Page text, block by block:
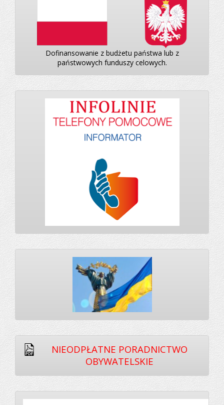
Dofinansowanie z budżetu państwa lub z
państwowych funduszy celowych.
NIEODPŁATNE PORADNICTWO
OBYWATELSKIE